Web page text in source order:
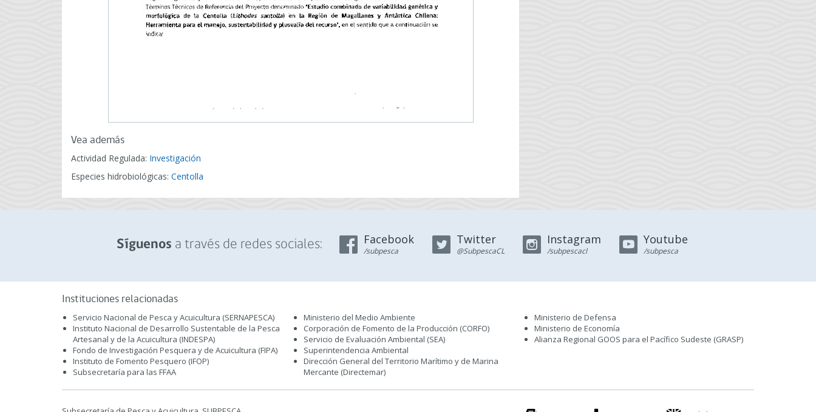
Vea además
Actividad Regulada: Investigación
Especies hidrobiológicas: Centolla
Síguenos a través de redes sociales: Facebook
/subpesca
Twitter
@SubpescaCL
Instagram
/subpescacl
Youtube
/subpesca
Instituciones relacionadas
Servicio Nacional de Pesca y Acuicultura (SERNAPESCA)
Instituto Nacional de Desarrollo Sustentable de la Pesca
Artesanal y de la Acuicultura (INDESPA)
Fondo de Investigación Pesquera y de Acuicultura (FIPA)
Instituto de Fomento Pesquero (IFOP)
Subsecretaría para las FFAA
Ministerio del Medio Ambiente
Corporación de Fomento de la Producción (CORFO)
Servicio de Evaluación Ambiental (SEA)
Superintendencia Ambiental
Dirección General del Territorio Marítimo y de Marina
Mercante (Directemar)
Ministerio de Defensa
Ministerio de Economía
Alianza Regional GOOS para el Pacífico Sudeste (GRASP)